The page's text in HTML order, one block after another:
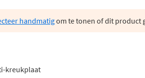
handmatigom te tonen of dit product
kreukplaat